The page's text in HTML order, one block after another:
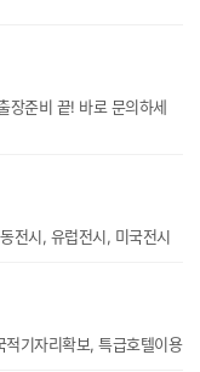
장준비 끝! 바로 문의하세
전시, 유럽전시, 미국전시
기자리확보, 특급호텔이용